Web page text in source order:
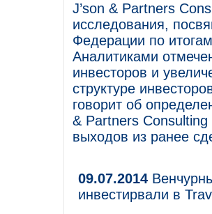
J’son & Partners
исследования,
Федерации по
Аналитиками
инвесторов и
структуре
говорит об
& Partners
выходов из ранее
09.07.2014
инвестирвали в